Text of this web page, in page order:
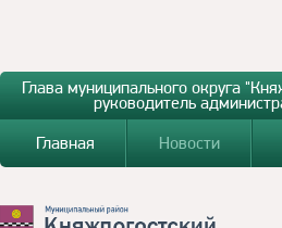
Глава муниципального округа
руководитель
Главная
Новости